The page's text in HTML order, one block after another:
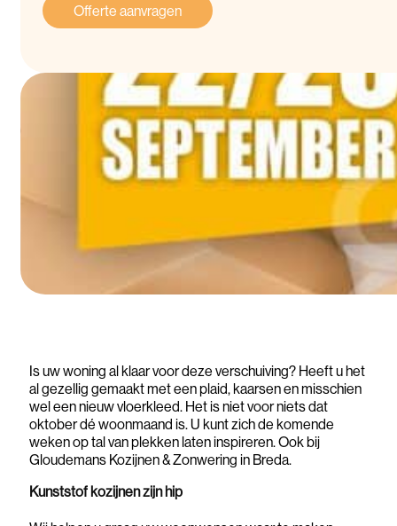
Offerte aanvragen
Is uw woning al klaar voor deze verschuiving? Heeft u het
al gezellig gemaakt met een plaid, kaarsen en misschien
wel een nieuw vloerkleed. Het is niet voor niets dat
oktober dé woonmaand is. U kunt zich de komende
weken op tal van plekken laten inspireren. Ook bij
Gloudemans Kozijnen & Zonwering in Breda.
Kunststof kozijnen zijn hip